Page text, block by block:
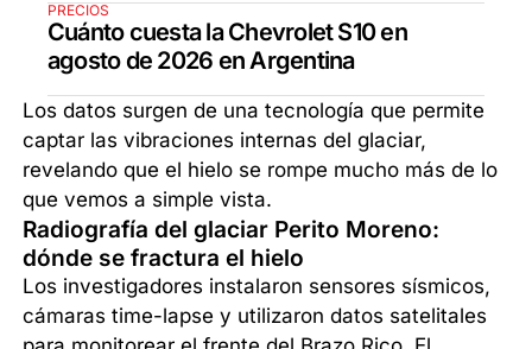
PRECIOS
Cuánto cuesta la Chevrolet S10 en
agosto de 2026 en Argentina
Los datos surgen de una tecnología que permite
captar las vibraciones internas del glaciar,
revelando que el hielo se rompe mucho más de lo
que vemos a simple vista.
Radiografía del glaciar Perito Moreno:
dónde se fractura el hielo
Los investigadores instalaron sensores sísmicos,
cámaras time-lapse y utilizaron datos satelitales